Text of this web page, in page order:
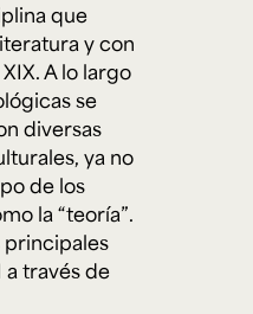
Educación Continua
Ext. 4795
que
y con
A lo largo
se
diversas
ya no
de los
la “teoría”.
principales
a través de